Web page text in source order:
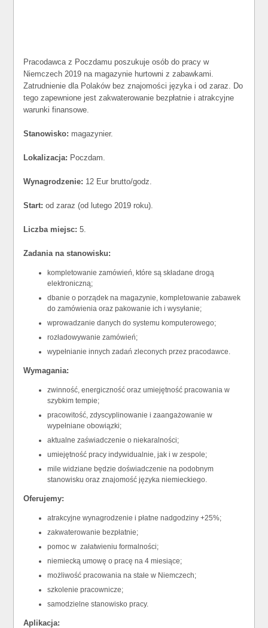
Pracodawca z Poczdamu poszukuje osób do pracy w
Niemczech 2019 na magazynie hurtowni z zabawkami.
Zatrudnienie dla Polaków bez znajomości języka i od zaraz. Do
tego zapewnione jest zakwaterowanie bezpłatnie i atrakcyjne
warunki finansowe.
Stanowisko: magazynier.
Lokalizacja: Poczdam.
Wynagrodzenie: 12 Eur brutto/godz.
Start: od zaraz (od lutego 2019 roku).
Liczba miejsc: 5.
Zadania na stanowisku:
kompletowanie zamówień, które są składane drogą
elektroniczną;
dbanie o porządek na magazynie, kompletowanie zabawek
do zamówienia oraz pakowanie ich i wysyłanie;
wprowadzanie danych do systemu komputerowego;
rozładowywanie zamówień;
wypełnianie innych zadań zleconych przez pracodawce.
Wymagania:
zwinność, energiczność oraz umiejętność pracowania w
szybkim tempie;
pracowitość, zdyscyplinowanie i zaangażowanie w
wypełniane obowiązki;
aktualne zaświadczenie o niekaralności;
umiejętność pracy indywidualnie, jak i w zespole;
mile widziane będzie doświadczenie na podobnym
stanowisku oraz znajomość języka niemieckiego.
Oferujemy:
atrakcyjne wynagrodzenie i płatne nadgodziny +25%;
zakwaterowanie bezpłatnie;
pomoc w załatwieniu formalności;
niemiecką umowę o pracę na 4 miesiące;
możliwość pracowania na stałe w Niemczech;
szkolenie pracownicze;
samodzielne stanowisko pracy.
Aplikacja: